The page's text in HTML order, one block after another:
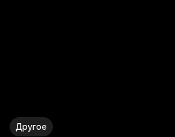
Другое